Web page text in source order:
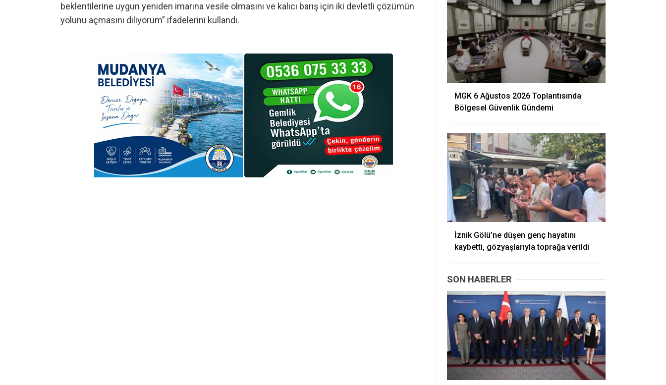
beklentilerine uygun yeniden imarına vesile olmasını ve kalıcı barış için iki devletli çözümün
yolunu açmasını diliyorum” ifadelerini kullandı.
MGK 6 Ağustos 2026 Toplantısında
Bölgesel Güvenlik Gündemi
İznik Gölü’ne düşen genç hayatını
kaybetti, gözyaşlarıyla toprağa verildi
SON HABERLER